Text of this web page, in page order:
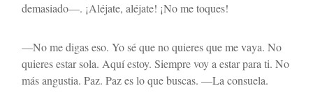
demasiado—. ¡Aléjate, aléjate! ¡No me toques!
—No me digas eso. Yo sé que no quieres que me vaya. No
quieres estar sola. Aquí estoy. Siempre voy a estar para ti. No
más angustia. Paz. Paz es lo que buscas. —La consuela.